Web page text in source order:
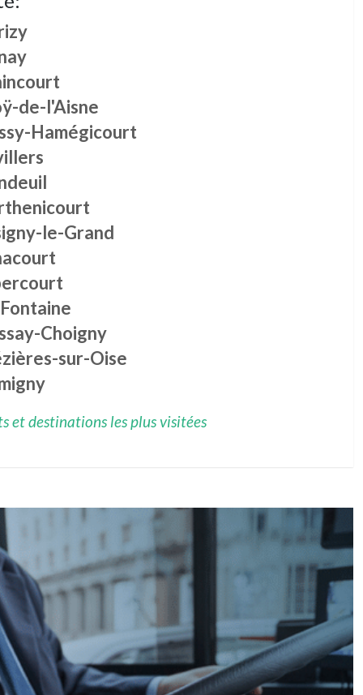
de-l'Aisne
Hamégicourt
le-Grand
Choigny
sur-Oise
et destinations les plus visitées